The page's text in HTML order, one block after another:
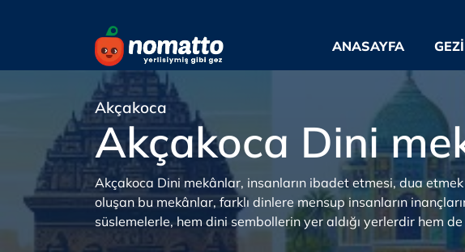
ANASAYFA
Akçakoca
Akçakoca Dini
Akçakoca Dini mekânlar, insanların ibadet etmesi, dua
oluşan bu mekânlar, farklı dinlere mensup insanların
süslemelerle, hem dini sembollerin yer aldığı yerlerdir hem